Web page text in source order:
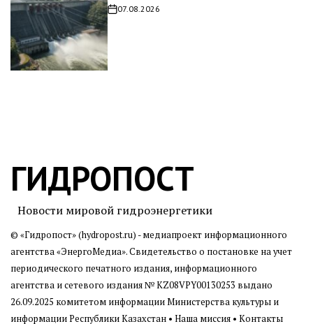
Дата
записи
07.08.2026
ГИДРОПОСТ
Новости мировой гидроэнергетики
© «Гидропост» (hydropost.ru) - медиапроект информационного
агентства«ЭнергоМедиа». Свидетельство о постановке на учет
периодического печатного издания, информационного
агентства и сетевого издания № KZ08VPY00130253 выдано
26.09.2025 комитетом информации Министерства культуры и
информации Республики Казахстан • Наша миссия • Контакты